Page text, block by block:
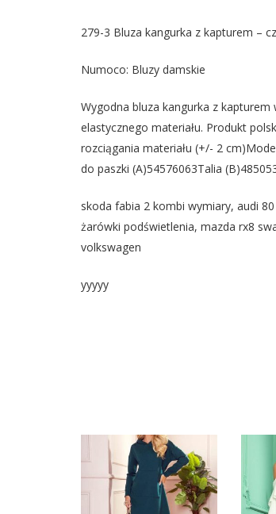
279-3 Bluza kangurka z kapturem –
Numoco: Bluzy damskie
Wygodna bluza kangurka z
elastycznego materiału. Produkt
rozciągania materiału (+/- 2
do paszki (A)54576063Talia
skoda fabia 2 kombi wymiary, audi
żarówki podświetlenia, mazda rx8
volkswagen
yyyyy